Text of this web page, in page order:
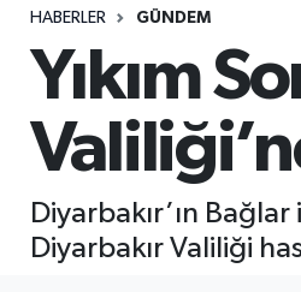
HABERLER GÜNDEM
Yıkım
Diyarbakır’ın
Diyarbakır Valiliği
Seri İlan
Siyaset
Spor